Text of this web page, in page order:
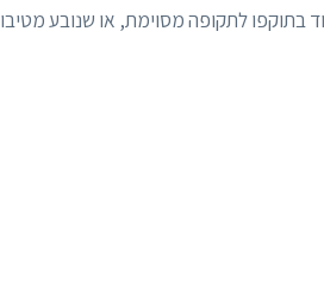
שיעמוד בתוקפו לתקופה מסוימת, או שנובע מטיבו